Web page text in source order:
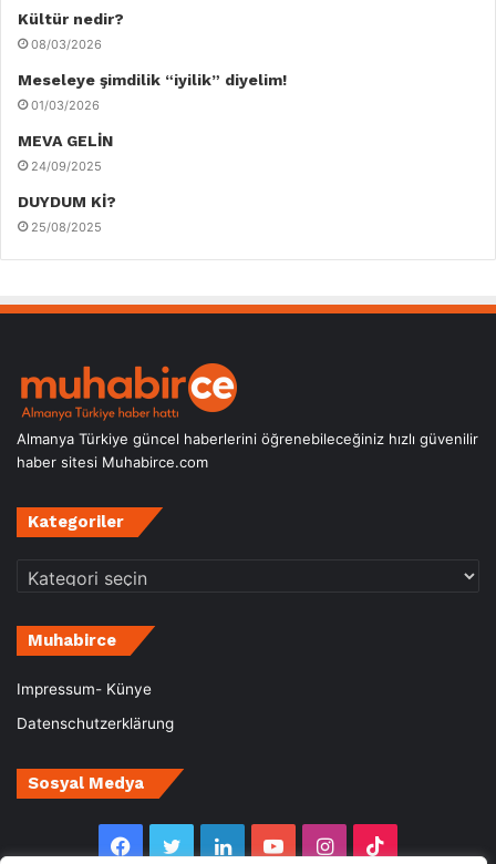
Kültür nedir?
08/03/2026
Meseleye şimdilik “iyilik” diyelim!
01/03/2026
MEVA GELİN
24/09/2025
DUYDUM Kİ?
25/08/2025
Almanya Türkiye güncel haberlerini öğrenebileceğiniz hızlı güvenilir
haber sitesi Muhabirce.com
Kategoriler
Kategoriler
Muhabirce
Impressum- Künye
Datenschutzerklärung
Sosyal Medya
Facebook
TwitterLinkedInYouTubeInstagram